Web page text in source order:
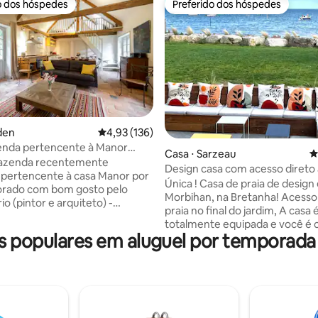
de 5, 12 avaliações
dos hóspedes
dos hóspedes
4,93 de uma avaliação média de 5, 136
4,93 (136)
pertencente à Manor
mar
recentemente
à casa Manor por
-
nas férias - quartos
com banheiros privativos,
O mar a 3 minutos a pé. Vila
Preferido dos hóspedes
Preferido dos hóspedes
Casa ⋅ Sarzeau
Design casa com acesso direto
Única ! Casa de praia de design
Morbihan, na Bretanha!
praia no final do jardim, A casa
totalmente equipada e você é
ocupante das instalações,
praia / do mar a partir da sala
lavar e secar roupa. Muitas
populares em aluguel por